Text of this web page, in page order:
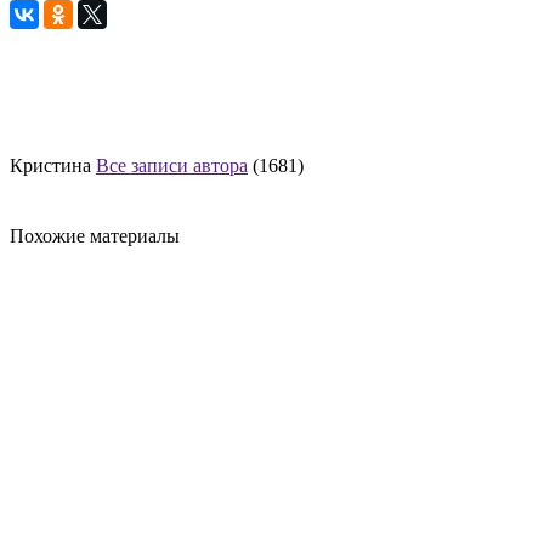
Кристина Все записи автора (1681)
Похожие материалы